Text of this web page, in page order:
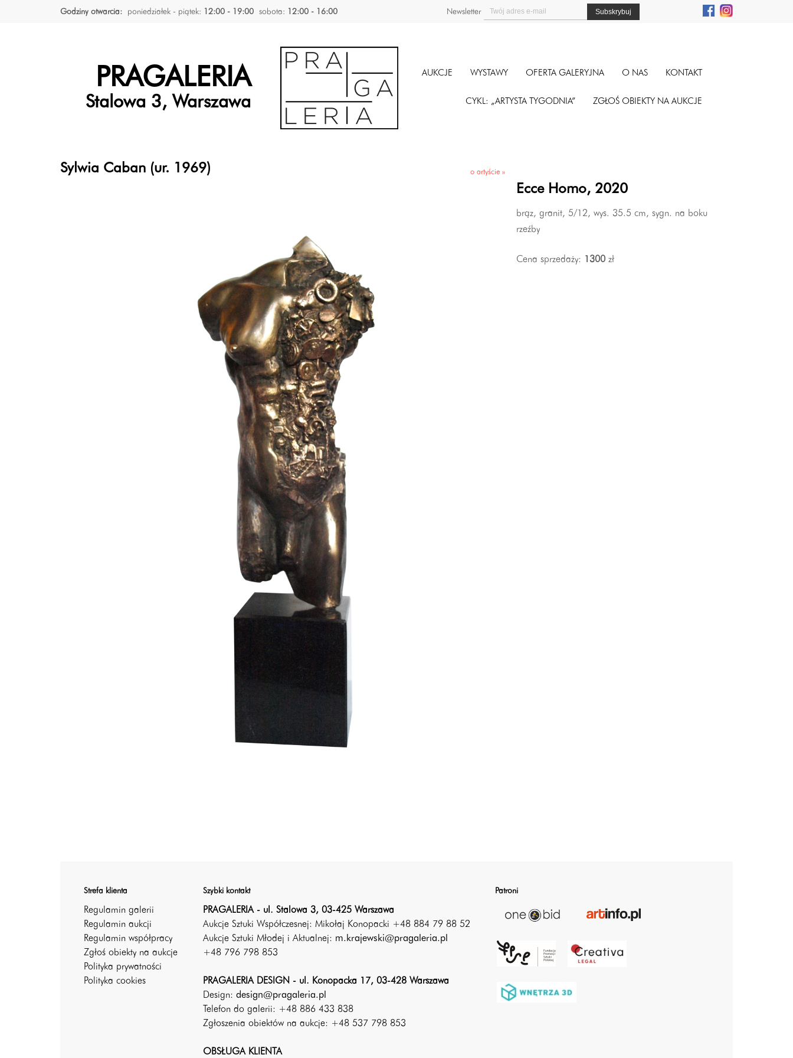
Godziny otwarcia: poniedziałek - piątek: 12:00 - 19:00 sobota: 12:00 - 16:00 Newsletter
PRAGALERIA
Stalowa 3, Warszawa
AUKCJE WYSTAWY OFERTA GALERYJNA O NAS KONTAKT
CYKL: „ARTYSTA TYGODNIA” ZGŁOŚ OBIEKTY NA AUKCJE
Sylwia Caban (ur. 1969) o artyście »
Ecce Homo, 2020
brąz, granit, 5/12, wys. 35.5 cm, sygn. na boku
rzeźby
Cena sprzedaży: 1300zł
Strefa klienta
Regulamin galerii
Regulamin aukcji
Regulamin współpracy
Zgłoś obiekty na aukcje
Polityka prywatności
Polityka cookies
Szybki kontakt
PRAGALERIA - ul. Stalowa 3, 03-425 Warszawa
Aukcje Sztuki Współczesnej: Mikołaj Konopacki +48 884 79 88 52
Aukcje Sztuki Młodej i Aktualnej: m.krajewski@pragaleria.pl
+48 796 798 853
PRAGALERIA DESIGN - ul. Konopacka 17, 03-428 Warszawa
Design: design@pragaleria.pl
Telefon do galerii: +48 886 433 838
Zgłoszenia obiektów na aukcje: +48 537 798 853
OBSŁUGA KLIENTA
Patroni